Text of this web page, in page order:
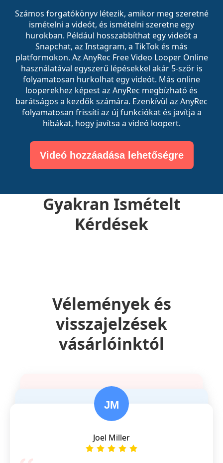
Számos forgatókönyv létezik, amikor meg szeretné
ismételni a videót, és ismételni szeretne egy
hurokban. Például hosszabbíthat egy videót a
Snapchat, az Instagram, a TikTok és más
platformokon. Az AnyRec Free Video Looper Online
használatával egyszerű lépésekkel akár 5-ször is
folyamatosan hurkolhat egy videót. Más online
looperekhez képest az AnyRec megbízható és
barátságos a kezdők számára. Ezenkívül az AnyRec
folyamatosan frissíti az új funkciókat és javítja a
hibákat, hogy javítsa a videó loopert.
Videó hozzáadása lehetőségre
Gyakran Ismételt
Kérdések
Vélemények és
visszajelzések
vásárlóinktól
Melissa Jones
Csodálkozom, hogy milyen egyszerű és
kényelmes ez az ingyenes videohurkoló.
JM
Joel Miller
Marjorie Pittard